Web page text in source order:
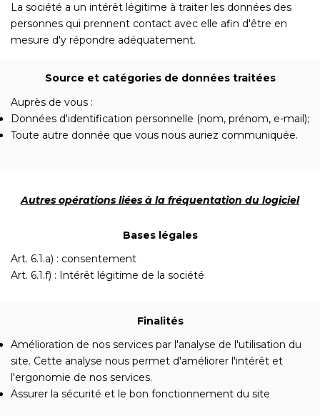
La société a un intérêt légitime à traiter les données des
personnes qui prennent contact avec elle afin d'être en
mesure d'y répondre adéquatement.
Source et catégories de données traitées
Auprès de vous :
Données d'identification personnelle (nom, prénom, e-mail);
Toute autre donnée que vous nous auriez communiquée.
Autres opérations liées à la fréquentation du logiciel
Bases légales
Art. 6.1.a) : consentement
Art. 6.1.f) : Intérêt légitime de la société
Finalités
Amélioration de nos services par l'analyse de l'utilisation du
site. Cette analyse nous permet d'améliorer l'intérêt et
l'ergonomie de nos services.
Assurer la sécurité et le bon fonctionnement du site